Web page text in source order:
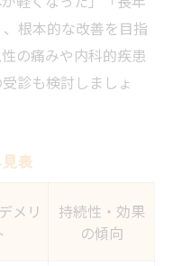
根本的な改善を目指
の痛みや内科的疾患
診も検討しましょ
表
メリ
持続性・効果
の傾向